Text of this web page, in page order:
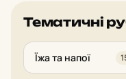
Тематичні
Їжа та напої